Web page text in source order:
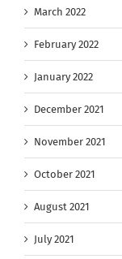
March 2022
February 2022
January 2022
December 2021
November 2021
October 2021
August 2021
July 2021